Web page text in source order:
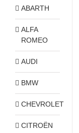
ABARTH
ALFA
ROMEO
AUDI
BMW
CHEVROLET
CITROËN